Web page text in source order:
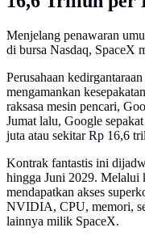
Menjelang penawaran
di bursa Nasdaq, SpaceX
Perusahaan
mengamankan
raksasa mesin pencari,
Jumat lalu, Google
juta atau sekitar Rp 16,6
Kontrak fantastis ini
hingga Juni 2029. Melalui
mendapatkan akses
NVIDIA, CPU, memori,
lainnya milik SpaceX.